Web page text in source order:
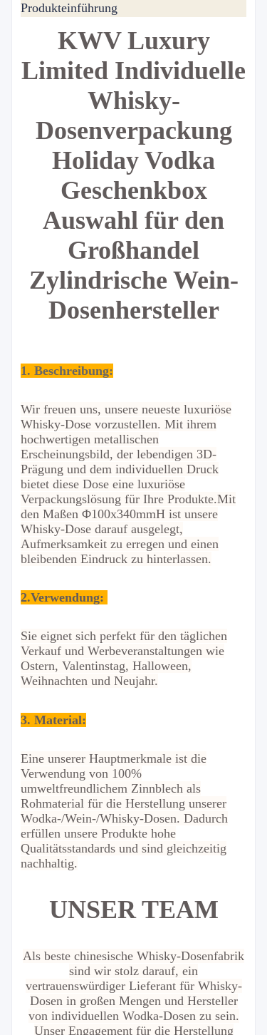
Produkteinführung
KWV Luxury
Limited Individuelle
Whisky-
Dosenverpackung
Holiday Vodka
Geschenkbox
Auswahl für den
Großhandel
Zylindrische Wein-
Dosenhersteller
1. Beschreibung:
Wir freuen uns, unsere neueste luxuriöse
Whisky-Dose vorzustellen. Mit ihrem
hochwertigen metallischen
Erscheinungsbild, der lebendigen 3D-
Prägung und dem individuellen Druck
bietet diese Dose eine luxuriöse
Verpackungslösung für Ihre Produkte.Mit
den Maßen Φ100x340mmH ist unsere
Whisky-Dose darauf ausgelegt,
Aufmerksamkeit zu erregen und einen
bleibenden Eindruck zu hinterlassen.
2.Verwendung:
Sie eignet sich perfekt für den täglichen
Verkauf und Werbeveranstaltungen wie
Ostern, Valentinstag, Halloween,
Weihnachten und Neujahr.
3. Material:
Eine unserer Hauptmerkmale ist die
Verwendung von 100%
umweltfreundlichem Zinnblech als
Rohmaterial für die Herstellung unserer
Wodka-/Wein-/Whisky-Dosen. Dadurch
erfüllen unsere Produkte hohe
Qualitätsstandards und sind gleichzeitig
nachhaltig.
UNSER TEAM
Als beste chinesische Whisky-Dosenfabrik
sind wir stolz darauf, ein
vertrauenswürdiger Lieferant für Whisky-
Dosen in großen Mengen und Hersteller
von individuellen Wodka-Dosen zu sein.
Unser Engagement für die Herstellung